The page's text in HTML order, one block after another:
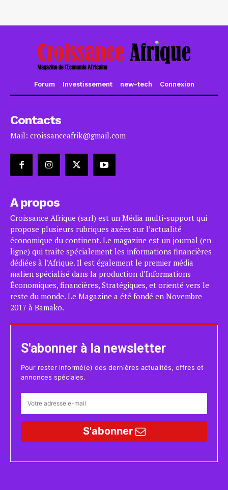
Forum Investissement new-tech Connexion
Contacts
Mail: croissanceafrik@gmail.com
A propos
Croissance Afrique (sarl) est un Média multi-support qui
propose plusieurs rubriques axées sur l’actualité
économique du continent. Le magazine est un journal (en
ligne) qui traite spécialement les informations financières
dédiées à l’Afrique. Il est également le premier média
malien spécialisé dans la production d’Informations
Économiques, financières, Stratégiques, et orienté vers le
reste du monde. Le Magazine a été fondé en Novembre
2017 à Bamako.
S'abonner à la newsletter
Pour rester informé(e) des dernières actualités, offres et
annonces spéciales.
S'abonner